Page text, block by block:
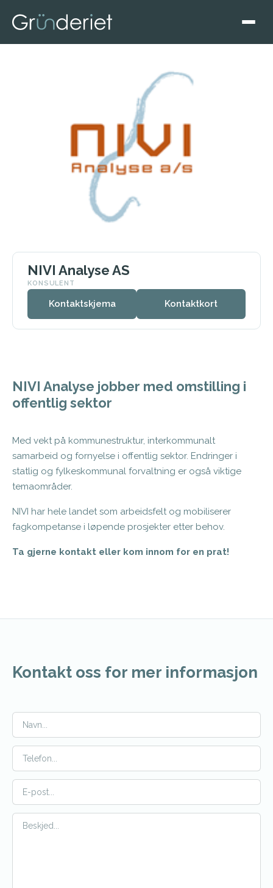
NIVI Analyse AS
KONSULENT
Kontaktskjema Kontaktkort
NIVI Analyse jobber med omstilling i
offentlig sektor
Med vekt på kommunestruktur, interkommunalt
samarbeid og fornyelse i offentlig sektor. Endringer i
statlig og fylkeskommunal forvaltning er også viktige
temaområder.
NIVI har hele landet som arbeidsfelt og mobiliserer
fagkompetanse i løpende prosjekter etter behov.
Ta gjerne kontakt eller kom innom for en prat!
Kontakt oss for mer informasjon